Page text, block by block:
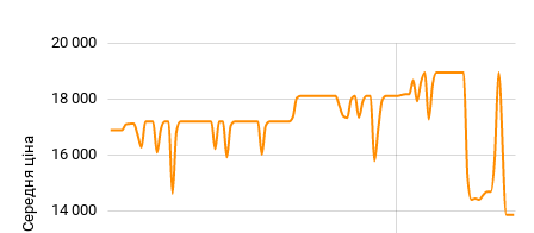
Середня ціна 14 000
16 000
18 000
20 000